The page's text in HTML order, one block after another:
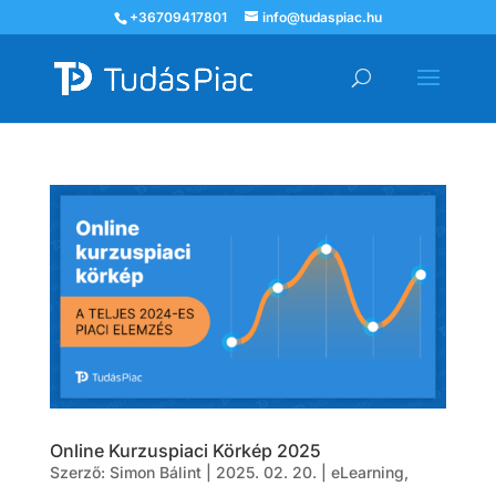
+36709417801 info@tudaspiac.hu
Online Kurzuspiaci Körkép 2025
Szerző: Simon Bálint| 2025. 02. 20. eLearning,